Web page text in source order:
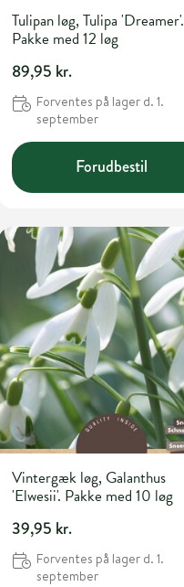
Tulipan løg, Tulipa 'Dreamer'.
Pakke med 12 løg
89,95 kr.
Forventes på lager d. 1.
september
Forudbestil
Vintergæk løg, Galanthus
'Elwesii'. Pakke med 10 løg
39,95 kr.
Forventes på lager d. 1.
september